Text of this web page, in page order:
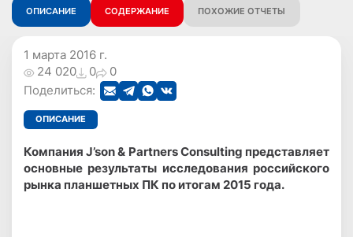
ОПИСАНИЕ СОДЕРЖАНИЕ ПОХОЖИЕ ОТЧЕТЫ
1 марта 2016 г.
24 020
0
0
Поделиться:
ОПИСАНИЕ
Компания J’son& PartnersConsulting представляет
основные результаты исследования российского
рынка планшетных ПК по итогам 2015 года.